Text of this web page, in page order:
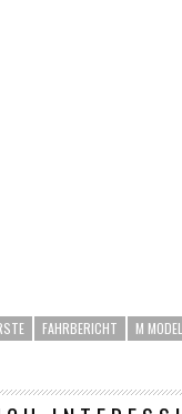
FAHRBERICHT M